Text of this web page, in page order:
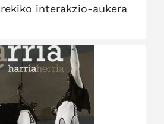
interakzio-aukera
– Harrobi